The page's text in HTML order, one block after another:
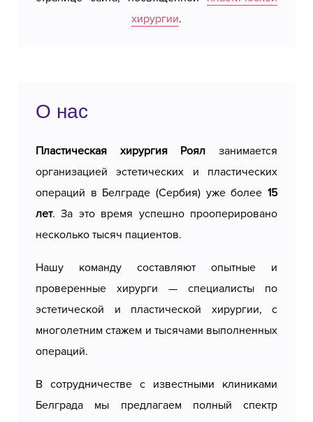
коррекций, для достижения точных и
окончательный вид формируется в течение
могут возобновить повседневную
деятельность в течение одной-двух недель.
Наши авторизованные и сертифицированные
хирурги предоставляют
пациенту, обеспечивая естественные
результаты, которые освежают внешний вид, с
высоким уровнем безопасности и комфорта на
протяжении всего процесса.
хирургии.
О нас
Пластическая хирургия Роял занимается
организацией эстетических и пластических
операций в Белграде (Сербия) уже более 15
лет. За это время успешно прооперировано
несколько тысяч пациентов.
Нашу команду составляют опытные и
проверенные хирурги — специалисты по
эстетической и пластической хирургии, с
многолетним стажем и тысячами выполненных
операций.
В сотрудничестве с известными клиниками
Белграда мы предлагаем полный спектр